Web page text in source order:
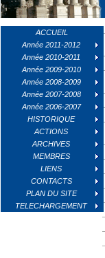
ACCUEIL
Année 2011-2012
Année 2010-2011
Année 2009-2010
Année 2008-2009
Année 2007-2008
Année 2006-2007
HISTORIQUE
ACTIONS
ARCHIVES
MEMBRES
LIENS
CONTACTS
PLAN DU SITE
TELECHARGEMENT